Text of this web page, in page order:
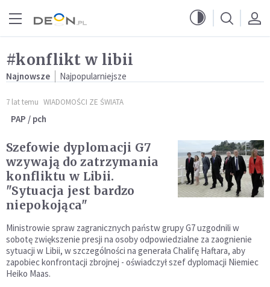
#konflikt w libii
Najnowsze Najpopularniejsze
7 lat temu WIADOMOŚCI ZE ŚWIATA
PAP / pch
Szefowie dyplomacji G7
wzywają do zatrzymania
konfliktu w Libii.
"Sytuacja jest bardzo
niepokojąca"
Ministrowie spraw zagranicznych państw grupy G7 uzgodnili w
sobotę zwiększenie presji na osoby odpowiedzialne za zaognienie
sytuacji w Libii, w szczególności na generała Chalifę Haftara, aby
zapobiec konfrontacji zbrojnej - oświadczył szef dyplomacji Niemiec
Heiko Maas.